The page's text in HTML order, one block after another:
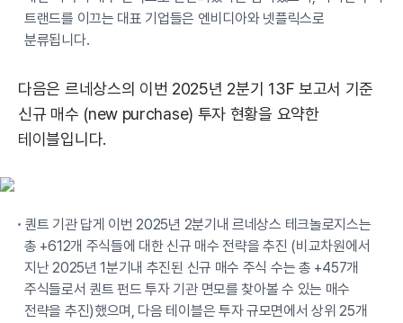
트랜드를 이끄는 대표 기업들은 엔비디아와 넷플릭스로
분류됩니다.
다음은 르네상스의 이번 2025년 2분기 13F 보고서 기준
신규 매수 (new purchase) 투자 현황을 요약한
테이블입니다.
퀀트 기관 답게 이번 2025년 2분기내 르네상스 테크놀로지스는
총 +612개 주식들에 대한 신규 매수 전략을 추진 (비교차원에서
지난 2025년 1분기내 추진된 신규 매수 주식 수는 총 +457개
주식들로서 퀀트 펀드 투자 기관 면모를 찾아볼 수 있는 매수
전략을 추진)했으며, 다음 테이블은 투자 규모면에서 상위 25개